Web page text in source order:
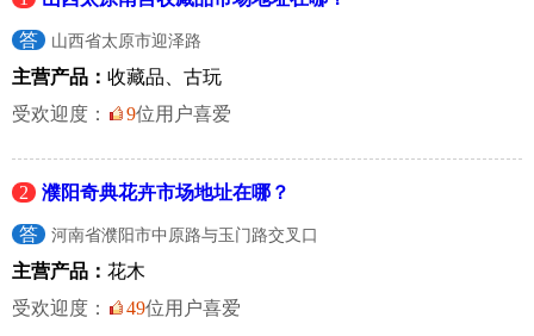
答 山西省太原市迎泽路
主营产品： 收藏品、古玩
受欢迎度：
9位用户喜爱
2 濮阳奇典花卉市场地址在哪？
答 河南省濮阳市中原路与玉门路交叉口
主营产品： 花木
受欢迎度：
49位用户喜爱